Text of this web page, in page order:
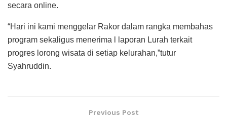
secara online.
“Hari ini kami menggelar Rakor dalam rangka membahas
program sekaligus menerima l laporan Lurah terkait
progres lorong wisata di setiap kelurahan,”tutur
Syahruddin.
Previous Post